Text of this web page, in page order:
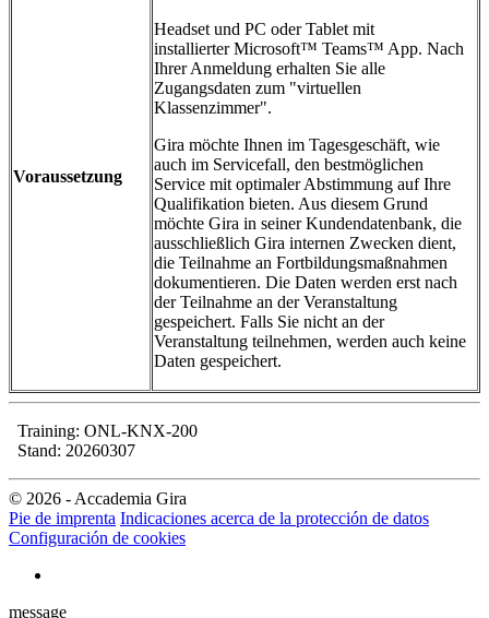
Voraussetzung
Headset und PC oder Tablet mit
installierter Microsoft™ Teams™ App. Nach
Ihrer Anmeldung erhalten Sie alle
Zugangsdaten zum "virtuellen
Klassenzimmer".
Gira möchte Ihnen im Tagesgeschäft, wie
auch im Servicefall, den bestmöglichen
Service mit optimaler Abstimmung auf Ihre
Qualifikation bieten. Aus diesem Grund
möchte Gira in seiner Kundendatenbank, die
ausschließlich Gira internen Zwecken dient,
die Teilnahme an Fortbildungsmaßnahmen
dokumentieren. Die Daten werden erst nach
der Teilnahme an der Veranstaltung
gespeichert. Falls Sie nicht an der
Veranstaltung teilnehmen, werden auch keine
Daten gespeichert.
Training: ONL-KNX-200
Stand: 20260307
© 2026 - Accademia Gira
Pie de imprenta Indicaciones acerca de la protección de datos
Configuración de cookies
message